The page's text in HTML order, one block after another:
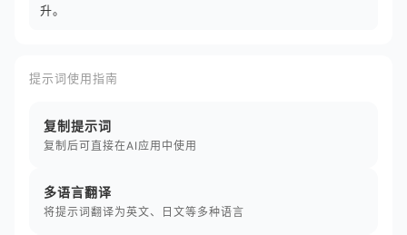
升。
提示词使用指南
复制提示词
复制后可直接在AI应用中使用
多语言翻译
将提示词翻译为英文、日文等多种语言